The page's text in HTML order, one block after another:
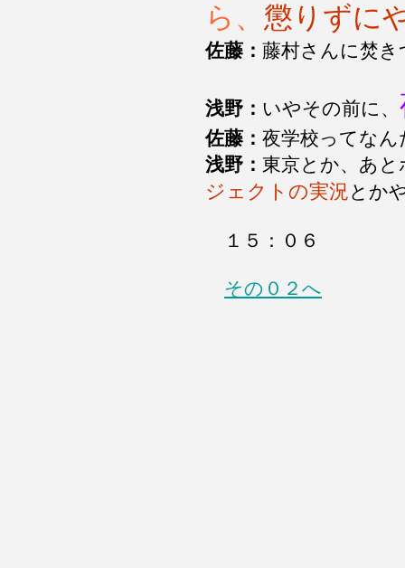
ら、 懲りずに
佐藤： 藤村さんに焚
浅野： いやその前に、
佐藤： 夜学校ってな
浅野： 東京とか、あ
ジェクトの実況とか
１５：０６
その０２へ